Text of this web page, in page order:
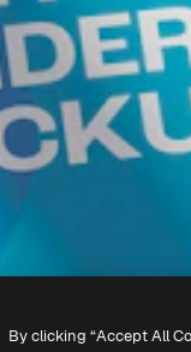
By clicking “Accept All